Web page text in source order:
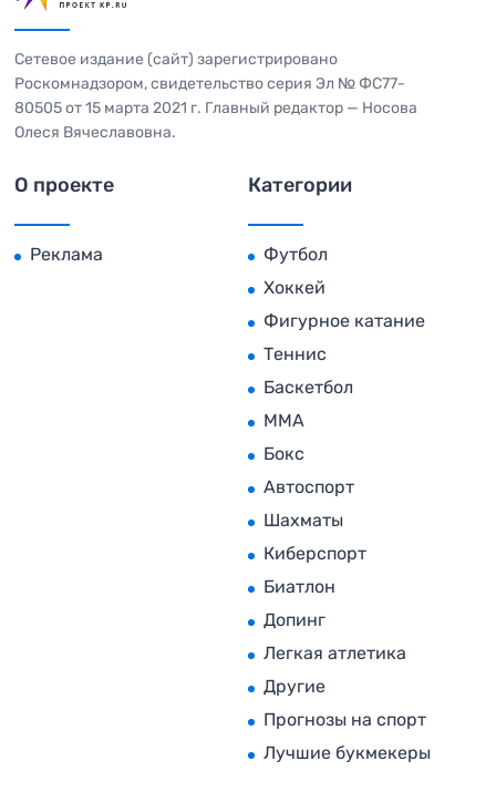
Сетевое издание (сайт) зарегистрировано
Роскомнадзором, свидетельство серия Эл № ФС77-
80505 от 15 марта 2021 г. Главный редактор — Носова
Олеся Вячеславовна.
О проекте
Реклама
Категории
Футбол
Хоккей
Фигурное катание
Теннис
Баскетбол
MMA
Бокс
Автоспорт
Шахматы
Киберспорт
Биатлон
Допинг
Легкая атлетика
Другие
Прогнозы на спорт
Лучшие букмекеры